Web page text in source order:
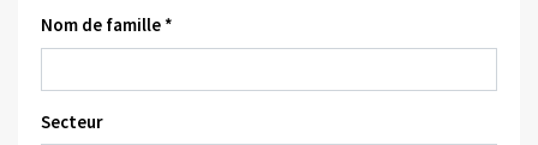
Nom de famille *
Secteur